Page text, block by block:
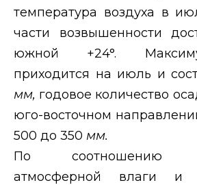
температура воздуха в
части возвышенности
южной +24°.
приходится на июль и
мм, годовое количество
юго-восточном
500 до 350 мм.
По соотношению
атмосферной влаги и